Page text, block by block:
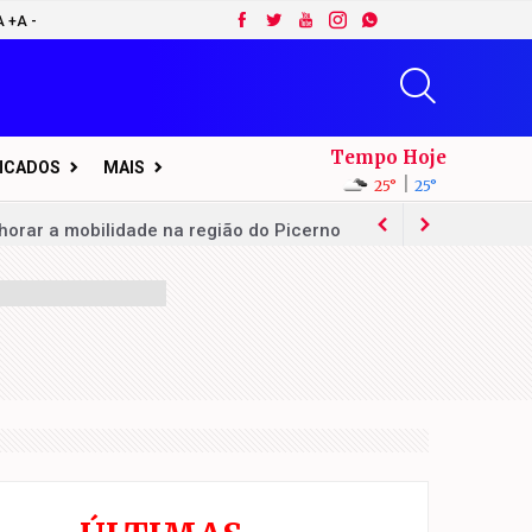
+A -
MAIS
Tempo Hoje
25° 25°
a mobilidade na região do Picerno
em Sumaré
de 60 vagas de emprego